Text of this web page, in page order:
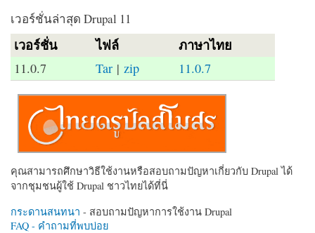
เวอร์ชั่นล่าสุด Drupal 11
เวอร์ชั่น ไฟล์ ภาษาไทย
11.0.7 Tar | zip 11.0.7
คุณสามารถศึกษาวิธีใช้งานหรือสอบถามปัญหาเกี่ยวกับ Drupal ได้
จากชุมชนผู้ใช้ Drupal ชาวไทยได้ที่นี่
กระดานสนทนา - สอบถามปัญหาการใช้งาน Drupal
FAQ - คำถามที่พบบ่อย